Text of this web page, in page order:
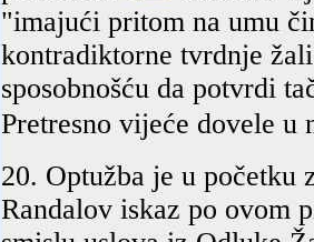
"imajući pritom na umu
kontradiktorne tvrdnje
sposobnošću da potvrdi
Pretresno vijeće dovele u
20. Optužba je u početku
Randalov iskaz po ovom